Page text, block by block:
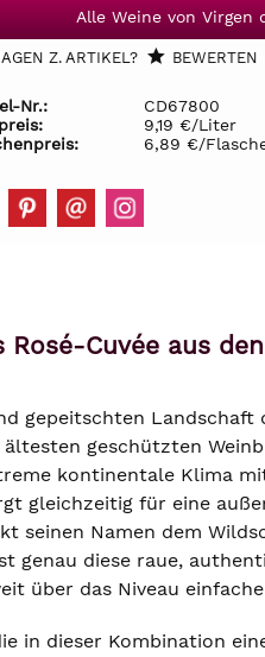
Alle Weine von Virgen
Z. ARTIKEL? BEWERTEN
Nr.:
CD67800
9,19 €/Liter
6,89 €/
Cuvée aus
gepeitschten Landschaft
geschützten
kontinentale Klima
gleichzeitig für eine
Namen dem
genau diese raue,
über das Niveau
in dieser Kombination